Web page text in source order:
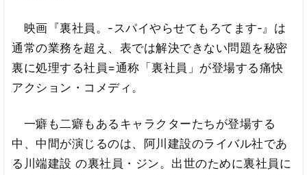
映画『裏社員。-スパイやらせてもろてます‐』は
通常の業務を超え、表では解決できない問題を秘密
裏に処理する社員=通称「裏社員」が登場する痛快
アクション・コメディ。
一癖も二癖もあるキャラクターたちが登場する
中、中間が演じるのは、阿川建設のライバル社であ
る川端建設 の裏社員・ジン。出世のために裏社員に